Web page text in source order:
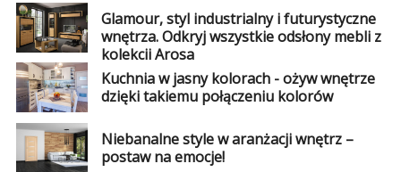
Glamour, styl industrialny i futurystyczne
wnętrza. Odkryj wszystkie odsłony mebli z
kolekcji Arosa
Kuchnia w jasny kolorach - ożyw wnętrze
dzięki takiemu połączeniu kolorów
Niebanalne style w aranżacji wnętrz –
postaw na emocje!